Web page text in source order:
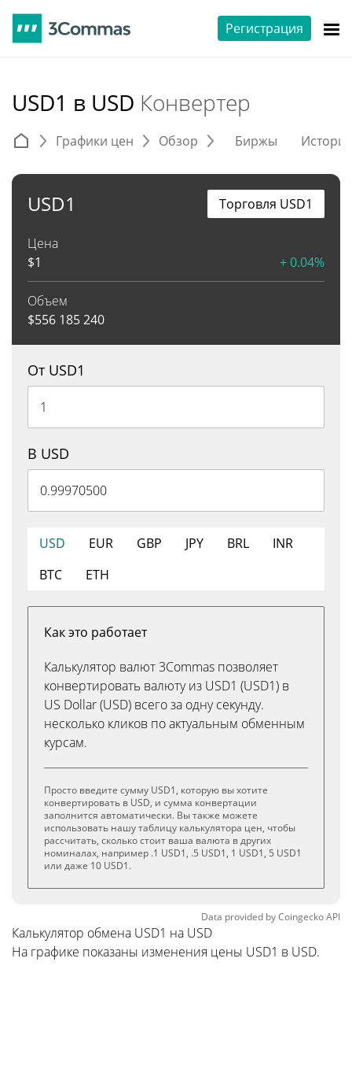
Регистрация
USD1 в USD Конвертер
Графики цен Обзор Биржы
USD1
Цена
$1 + 0.04%
Объем
$556 185 240
Торговля USD1
От USD1
В USD
USD EUR GBP JPY BRL
INR
BTC
ETH
Как это работает
Калькулятор валют 3Commas позволяет
конвертировать валюту из USD1 (USD1) в
US Dollar (USD) всего за одну секунду.
несколько кликов по актуальным обменным
курсам.
Просто введите сумму USD1, которую вы хотите
конвертировать в USD, и сумма конвертации
заполнится автоматически. Вы также можете
использовать нашу таблицу калькулятора цен, чтобы
рассчитать, сколько стоит ваша валюта в других
номиналах, например .1 USD1, .5 USD1, 1 USD1, 5 USD1
или даже 10 USD1.
Data provided byCoingeckoAPI
Калькулятор обмена USD1 на USD
На графике показаны изменения цены USD1 в USD.